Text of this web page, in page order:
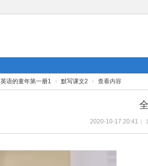
英语的童年第一册1 › 默写课文2 › 查看内容
2020-10-17 20:41